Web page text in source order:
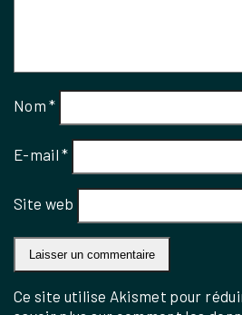
Nom*
E-mail*
Site web
Ce site utilise Akismet pour